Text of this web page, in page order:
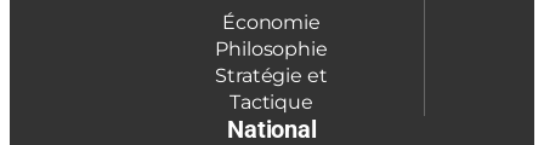
Économie
Philosophie
Stratégie et
Tactique
National